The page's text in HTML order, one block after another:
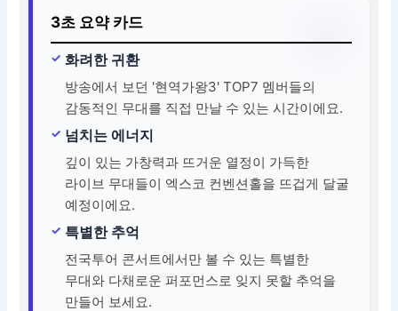
3초 요약 카드
화려한 귀환
방송에서 보던 '현역가왕3' TOP7 멤버들의
감동적인 무대를 직접 만날 수 있는 시간이에요.
넘치는 에너지
깊이 있는 가창력과 뜨거운 열정이 가득한
라이브 무대들이 엑스코 컨벤션홀을 뜨겁게 달굴
예정이에요.
특별한 추억
전국투어 콘서트에서만 볼 수 있는 특별한
무대와 다채로운 퍼포먼스로 잊지 못할 추억을
만들어 보세요.